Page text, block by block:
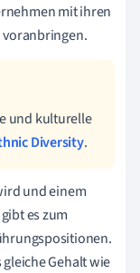
mit ihren
und kulturelle
Diversity.
und einem
es zum
Gehalt wie